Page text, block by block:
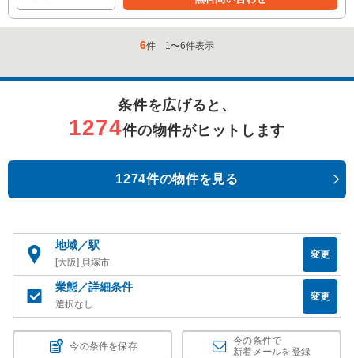
6件 1〜6件表示
条件を広げると、
1274件の物件がヒットします
1274件の物件を見る
地域／駅
[大阪] 貝塚市
変更
業態／詳細条件
選択なし
変更
今の条件を保存
今の条件で
新着メールを登録